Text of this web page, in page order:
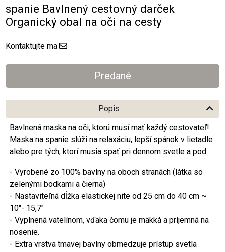
spanie Bavlnený cestovný darček
Organický obal na oči na cesty
Kontaktujte ma
Popis
Bavlnená maska na oči, ktorú musí mať každý cestovateľ!
Maska na spanie slúži na relaxáciu, lepší spánok v lietadle
alebo pre tých, ktorí musia spať pri dennom svetle a pod.
- Vyrobené zo 100% bavlny na oboch stranách (látka so
zelenými bodkami a čierna)
- Nastaviteľná dĺžka elastickej nite od 25 cm do 40 cm ~
10"- 15,7"
- Vyplnená vatelínom, vďaka čomu je mäkká a príjemná na
nosenie.
- Extra vrstva tmavej bavlny obmedzuje prístup svetla